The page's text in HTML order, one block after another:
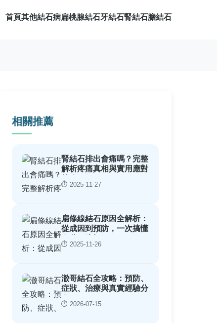
首頁其他結石病扁桃腺結石牙結石腎結石膽結石
相關推薦
腎結石排出會痛嗎？完整
解析疼痛真相與實用應對
策略
⏱️ 2025-11-27
扁條線結石原因全解析：
從成因到預防，一次搞懂
喉嚨不適根源
⏱️ 2025-11-26
澈哥結石全攻略：預防、
症狀、治療與真實經驗分
享
⏱️ 2026-07-15